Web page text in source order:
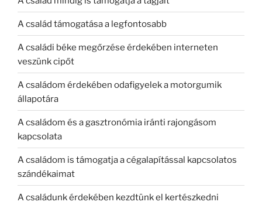
A család támogatása a legfontosabb
A családi béke megőrzése érdekében interneten
veszünk cipőt
A családom érdekében odafigyelek a motorgumik
állapotára
A családom és a gasztronómia iránti rajongásom
kapcsolata
A családom is támogatja a cégalapítással kapcsolatos
szándékaimat
A családunk érdekében kezdtünk el kertészkedni